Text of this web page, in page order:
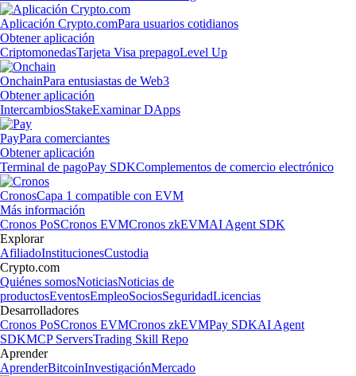
Aplicación Crypto.comPara usuarios cotidianos
Obtener aplicación
CriptomonedasTarjeta Visa prepagoLevel Up
OnchainPara entusiastas de Web3
Obtener aplicación
IntercambiosStakeExaminar DApps
PayPara comerciantes
Obtener aplicación
Terminal de pagoPay SDKComplementos de comercio electrónico
CronosCapa 1 compatible con EVM
Más información
Cronos PoSCronos EVMCronos zkEVMAI Agent SDK
Explorar
AfiliadoInstitucionesCustodia
Crypto.com
Quiénes somosNoticiasNoticias de
productosEventosEmpleoSociosSeguridadLicencias
Desarrolladores
Cronos PoSCronos EVMCronos zkEVMPay SDKAI Agent
SDKMCP ServersTrading Skill Repo
Aprender
AprenderBitcoinInvestigaciónMercado